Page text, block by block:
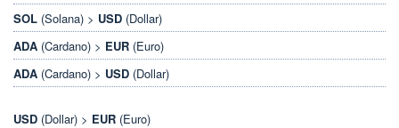
SOL (Solana) > USD (Dollar)
ADA (Cardano) > EUR (Euro)
ADA (Cardano) > USD (Dollar)
USD (Dollar) > EUR (Euro)